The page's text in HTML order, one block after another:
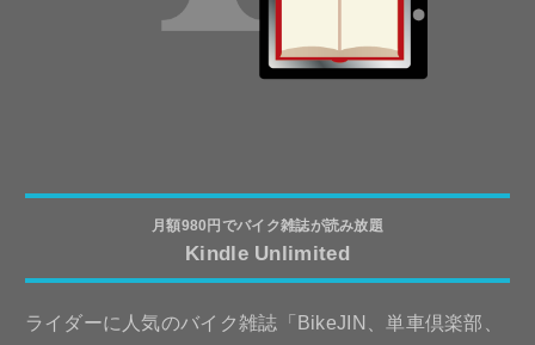
月額980円でバイク雑誌が読み放題
Kindle Unlimited
ライダーに人気のバイク雑誌「BikeJIN、単車倶楽部、